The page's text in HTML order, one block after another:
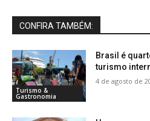
CONFIRA TAMBÉM:
Turismo &
Gastronomia
Brasil é
turismo
4 de agosto de